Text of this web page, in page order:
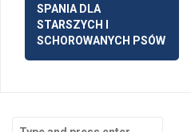
SPANIA DLA
STARSZYCH I
SCHOROWANYCH PSÓW